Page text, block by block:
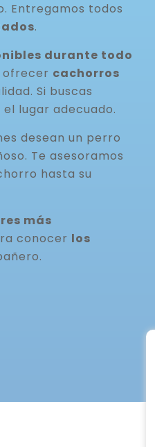
Entregamos todos
.
durante todo
ofrecer cachorros
Si buscas
lugar adecuado.
desean un perro
Te asesoramos
hasta su
más
conocer los